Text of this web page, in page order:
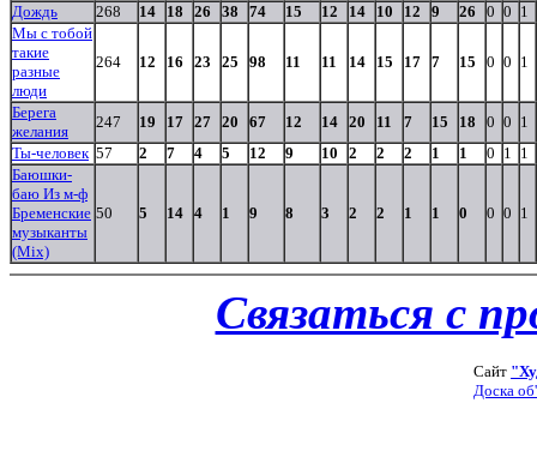
Дождь
268 14 18 26 38 74 15 12 14 10 12 9 26 0 0 1
Мы с тобой
такие
разные
люди
264 12 16 23 25 98 11 11 14 15 17 7 15 0 0 1
Берега
желания
247 19 17 27 20 67 12 14 20 11 7 15 18 0 0 1
Ты-человек 57 2 7 4 5 12 9 10 2 2 2 1 1 0 1
1
Баюшки-
баю Из м-ф
Бременские
музыканты
(Mix)
50 5 14 4 1 9 8 3 2 2 1 1 0 0 0 1
Связаться с
Сайт
Доска